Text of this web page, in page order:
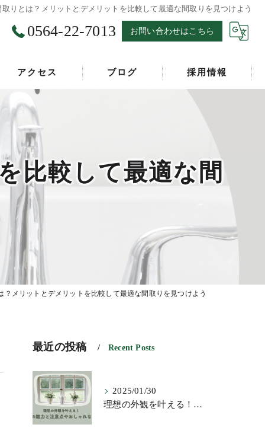
りとは？メリットとデメリットを比較して最適な間取りを見つけよう
0564-22-7013 お問い合わせはこちら
アクセス
漫画特集
ブログ 採用情報
比較して最適な間
？メリットとデメリットを比較して最適な間取りを見つけよう
最近の投稿 Recent Posts
2025/01/30
理想の外観を叶える！横長窓の魅力と注意点やおしゃれな活用術